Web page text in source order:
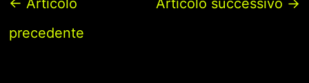
← Articolo
precedente
Articolo successivo →